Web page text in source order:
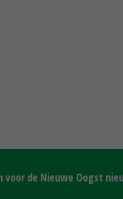
voor de Nieuwe Oogst